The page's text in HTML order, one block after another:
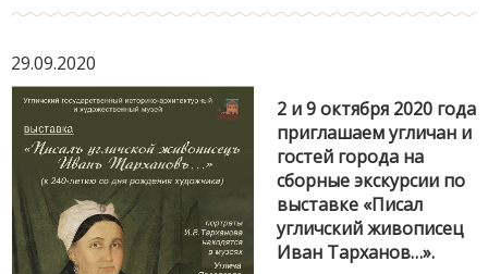
29.09.2020
2 и 9 октября 2020 года
приглашаем угличан и
гостей города на
сборные экскурсии по
выставке «Писал
угличский живописец
Иван Тарханов…».